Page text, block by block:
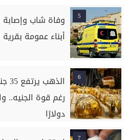
5
وفاة شاب
أبناء عمومة
6
دولارًا